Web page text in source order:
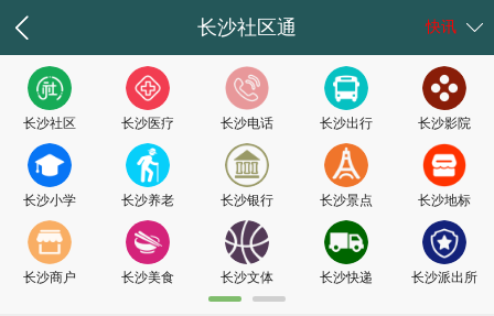
长沙社区通 快讯
长沙社区 长沙医疗 长沙电话 长沙出行 长沙影院
长沙小学 长沙养老 长沙银行 长沙景点 长沙地标
长沙商户 长沙美食 长沙文体 长沙快递 长沙派出所